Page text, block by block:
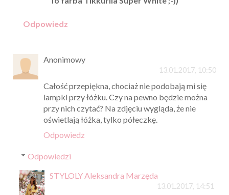
Odpowiedz
Anonimowy
13.01.2017, 10:50
Całość przepiękna, chociaż nie podobają mi się
lampki przy łóżku. Czy na pewno będzie można
przy nich czytać? Na zdjęciu wygląda, że nie
oświetlają łóżka, tylko półeczkę.
Odpowiedz
Odpowiedzi
STYLOLY Aleksandra Marzęda
13.01.2017, 14:51